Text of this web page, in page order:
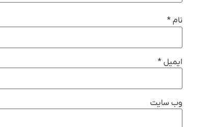
نام *
ایمیل *
وب‌ سایت